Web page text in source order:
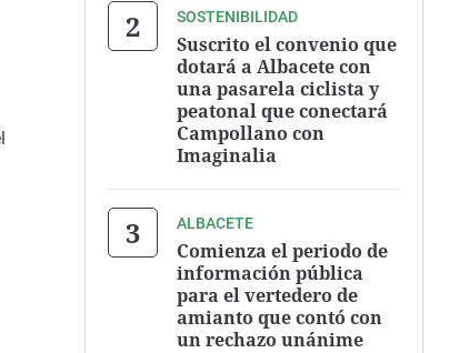
SOSTENIBILIDAD
Suscrito el convenio que
dotará a Albacete con
una pasarela ciclista y
peatonal que conectará
Campollano con
Imaginalia
ALBACETE
Comienza el periodo de
información pública
para el vertedero de
amianto que contó con
un rechazo unánime